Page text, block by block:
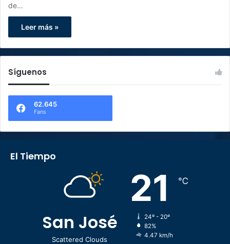
de…
Leer más »
Síguenos
62.645
Fans
El Tiempo
San José
Scattered Clouds
21 ℃
24º - 20º
82%
4.47 km/h